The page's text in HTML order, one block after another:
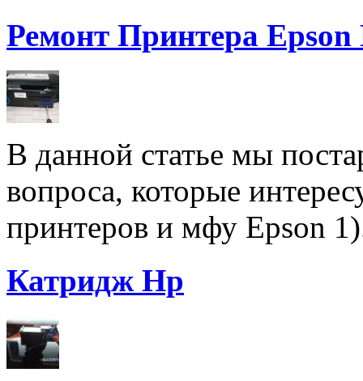
Ремонт Принтера
В данной статье мы
вопроса, которые
принтеров и мфу Epson
Катридж Hp